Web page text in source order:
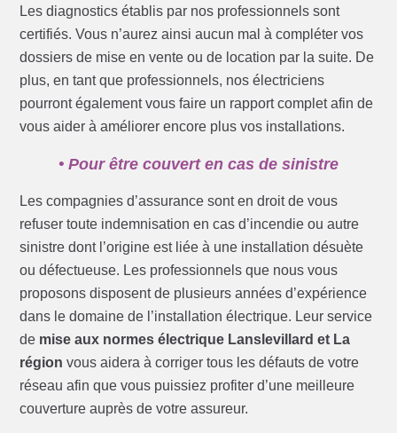
Les diagnostics établis par nos professionnels sont
certifiés. Vous n’aurez ainsi aucun mal à compléter vos
dossiers de mise en vente ou de location par la suite. De
plus, en tant que professionnels, nos électriciens
pourront également vous faire un rapport complet afin de
vous aider à améliorer encore plus vos installations.
• Pour être couvert en cas de sinistre
Les compagnies d’assurance sont en droit de vous
refuser toute indemnisation en cas d’incendie ou autre
sinistre dont l’origine est liée à une installation désuète
ou défectueuse. Les professionnels que nous vous
proposons disposent de plusieurs années d’expérience
dans le domaine de l’installation électrique. Leur service
de mise aux normes électrique Lanslevillard et La
région vous aidera à corriger tous les défauts de votre
réseau afin que vous puissiez profiter d’une meilleure
couverture auprès de votre assureur.